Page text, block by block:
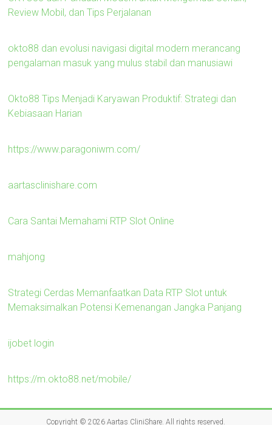
Review Mobil, dan Tips Perjalanan
okto88 dan evolusi navigasi digital modern merancang
pengalaman masuk yang mulus stabil dan manusiawi
Okto88 Tips Menjadi Karyawan Produktif: Strategi dan
Kebiasaan Harian
https://www.paragoniwm.com/
aartasclinishare.com
Cara Santai Memahami RTP Slot Online
mahjong
Strategi Cerdas Memanfaatkan Data RTP Slot untuk
Memaksimalkan Potensi Kemenangan Jangka Panjang
ijobet login
https://m.okto88.net/mobile/
Copyright © 2026Aartas CliniShare . All rights reserved.